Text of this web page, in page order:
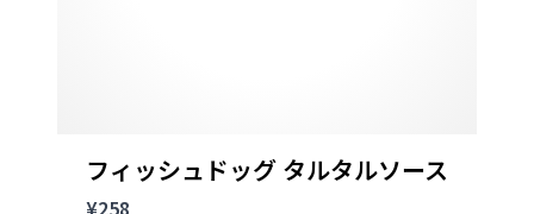
フィッシュドッグ タルタルソース
¥258